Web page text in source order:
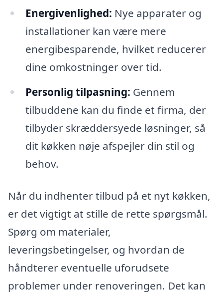
Energivenlighed: Nye apparater og
installationer kan være mere
energibesparende, hvilket reducerer
dine omkostninger over tid.
Personlig tilpasning: Gennem
tilbuddene kan du finde et firma, der
tilbyder skræddersyede løsninger, så
dit køkken nøje afspejler din stil og
behov.
Når du indhenter tilbud på et nyt køkken,
er det vigtigt at stille de rette spørgsmål.
Spørg om materialer,
leveringsbetingelser, og hvordan de
håndterer eventuelle uforudsete
problemer under renoveringen. Det kan